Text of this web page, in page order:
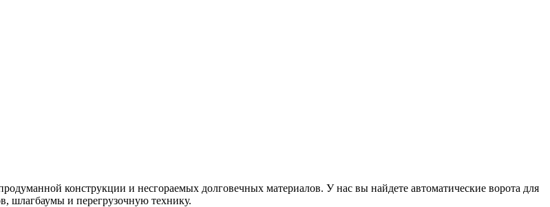
конструкции и несгораемых долговечных материалов. У нас вы найдете автоматические ворота для
шлагбаумы и перегрузочную технику.